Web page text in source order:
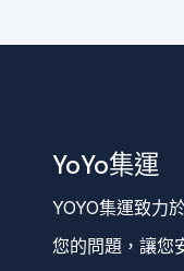
YoYo集運
YOYO集運致力
您的問題，讓您